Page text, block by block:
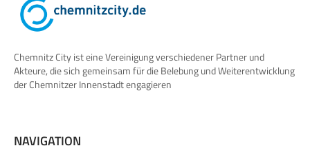
Chemnitz City ist eine Vereinigung verschiedener Partner und
Akteure, die sich gemeinsam für die Belebung und Weiterentwicklung
der Chemnitzer Innenstadt engagieren
NAVIGATION